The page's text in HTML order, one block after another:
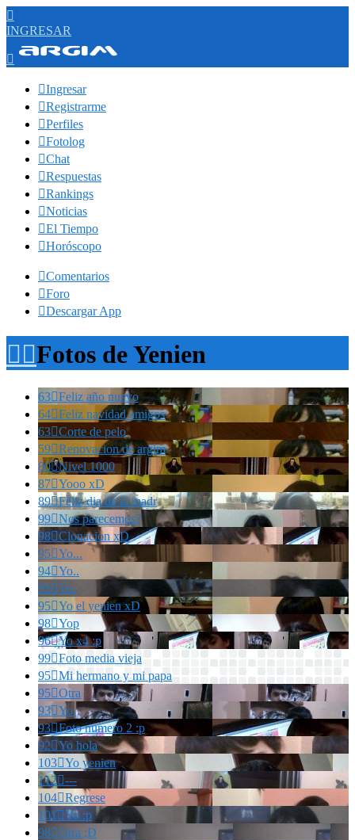

INGRESAR

Ingresar
Registrarme
Perfiles
Fotolog
Chat
Respuestas
Rankings
Noticias
El Tiempo
Horóscopo
Comentarios
Foro
Descargar App
Fotos de Yenien
63Feliz año nuevo
64Feliz navidad amigos
63Corte de pelo
59Renovacion de argim
80Nivel 1000
87Yooo xD
89Feliz dia de la madr
99Nos parecemos?
98Clonacion xD
95Yo...
94Yo..
95Yo.
95Yo el yenien xD
98Yop
96Yo x4 :p
99Foto media vieja
95Mi hermano y mi papa
95Otra
93Yo.
93Foto numero 2 :p
92Yo hola
103Yo yenien
112---
104Regrese
101 Yo :p
98Otra ;D